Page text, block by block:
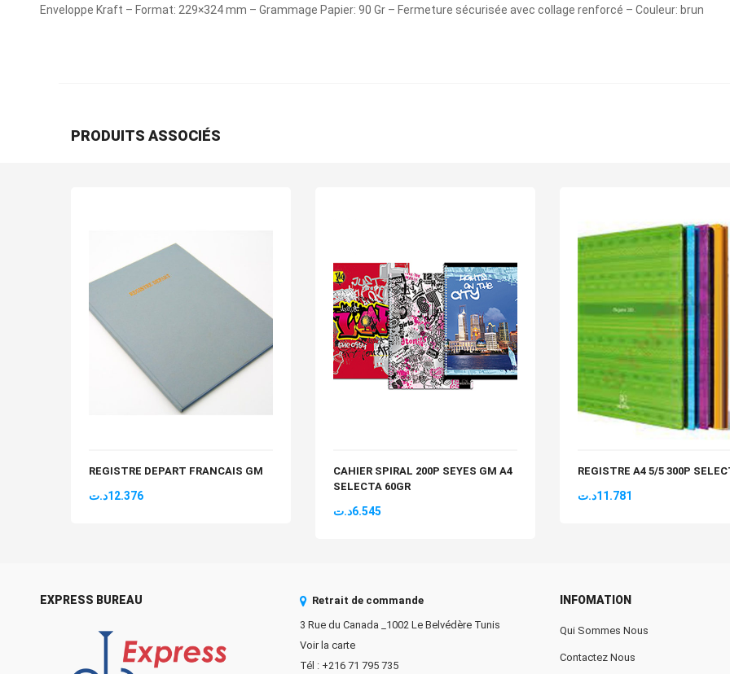
Enveloppe Kraft – Format: 229×324 mm – Grammage Papier: 90 Gr – Fermeture sécurisée avec collage renforcé – Couleur: brun
PRODUITS ASSOCIÉS
REGISTRE DEPART FRANCAIS GM
12.376د.ت
CAHIER SPIRAL 200P SEYES GM A4
SELECTA 60GR
6.545د.ت
REGISTRE A4 5/5 300P
11.781د.ت
EXPRESS BUREAU
Retrait de commande
3 Rue du Canada _1002 Le Belvédère Tunis
Voir la carte
Tél : +216 71 795 735
INFOMATION
Qui Sommes Nous
Contactez Nous